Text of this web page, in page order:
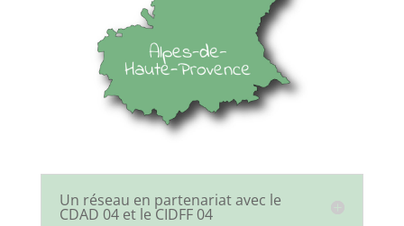
Un réseau en partenariat avec le
CDAD 04 et le CIDFF 04